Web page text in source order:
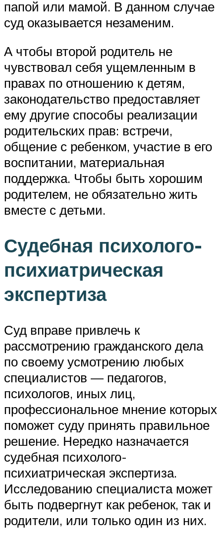
папой или мамой. В данном случае
суд оказывается незаменим.
А чтобы второй родитель не
чувствовал себя ущемленным в
правах по отношению к детям,
законодательство предоставляет
ему другие способы реализации
родительских прав: встречи,
общение с ребенком, участие в его
воспитании, материальная
поддержка. Чтобы быть хорошим
родителем, не обязательно жить
вместе с детьми.
Судебная психолого-
психиатрическая
экспертиза
Суд вправе привлечь к
рассмотрению гражданского дела
по своему усмотрению любых
специалистов — педагогов,
психологов, иных лиц,
профессиональное мнение которых
поможет суду принять правильное
решение. Нередко назначается
судебная психолого-
психиатрическая экспертиза.
Исследованию специалиста может
быть подвергнут как ребенок, так и
родители, или только один из них.